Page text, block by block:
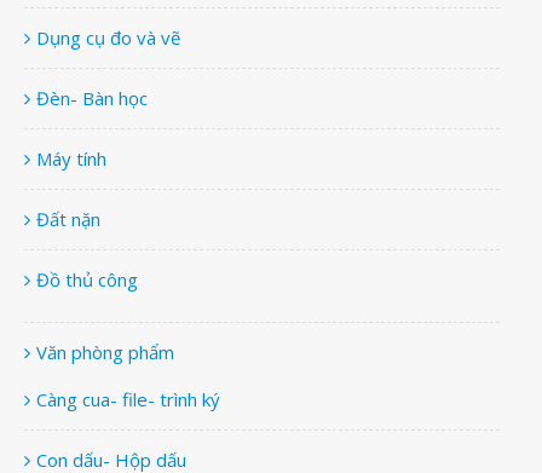
Dụng cụ đo và vẽ
Đèn- Bàn học
Máy tính
Đất nặn
Đồ thủ công
Văn phòng phẩm
Càng cua- file- trình ký
Con dấu- Hộp dấu